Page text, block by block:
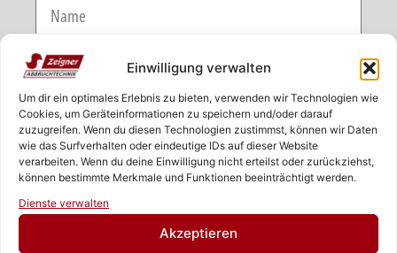
Einwilligung verwalten
Um dir ein optimales Erlebnis zu bieten, verwenden wir Technologien wie
Cookies, um Geräteinformationen zu speichern und/oder darauf
zuzugreifen. Wenn du diesen Technologien zustimmst, können wir Daten
wie das Surfverhalten oder eindeutige IDs auf dieser Website
verarbeiten. Wenn du deine Einwilligung nicht erteilst oder zurückziehst,
können bestimmte Merkmale und Funktionen beeinträchtigt werden.
Dienste verwalten
Akzeptieren
E-Mail
Telefon
Nachricht Rufen Sie uns an!